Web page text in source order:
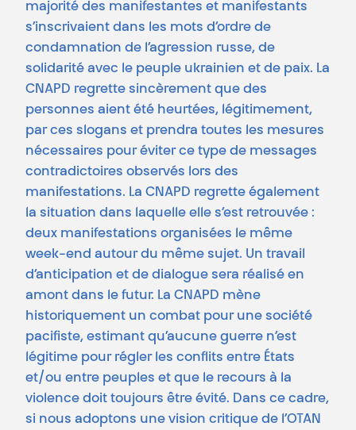
majorité des manifestantes et manifestants
s’inscrivaient dans les mots d’ordre de
condamnation de l’agression russe, de
solidarité avec le peuple ukrainien et de paix. La
CNAPD regrette sincèrement que des
personnes aient été heurtées, légitimement,
par ces slogans et prendra toutes les mesures
nécessaires pour éviter ce type de messages
contradictoires observés lors des
manifestations. La CNAPD regrette également
la situation dans laquelle elle s’est retrouvée :
deux manifestations organisées le même
week-end autour du même sujet. Un travail
d’anticipation et de dialogue sera réalisé en
amont dans le futur. La CNAPD mène
historiquement un combat pour une société
pacifiste, estimant qu’aucune guerre n’est
légitime pour régler les conflits entre États
et/ou entre peuples et que le recours à la
violence doit toujours être évité. Dans ce cadre,
si nous adoptons une vision critique de l’OTAN